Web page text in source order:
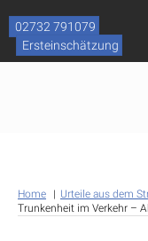
content
02732 791079
Ersteinschätzung
Home
Urteile aus dem
Trunkenheit im Verkehr –